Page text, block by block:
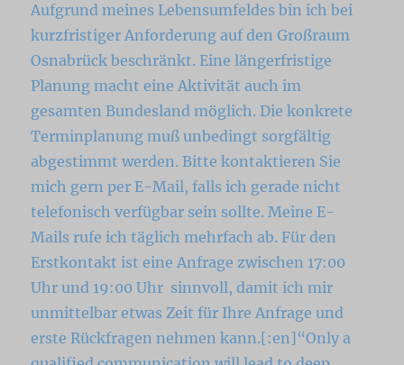
Aufgrund meines Lebensumfeldes bin ich bei
kurzfristiger Anforderung auf den Großraum
Osnabrück beschränkt. Eine längerfristige
Planung macht eine Aktivität auch im
gesamten Bundesland möglich. Die konkrete
Terminplanung muß unbedingt sorgfältig
abgestimmt werden. Bitte kontaktieren Sie
mich gern per E-Mail, falls ich gerade nicht
telefonisch verfügbar sein sollte. Meine E-
Mails rufe ich täglich mehrfach ab. Für den
Erstkontakt ist eine Anfrage zwischen 17:00
Uhr und 19:00 Uhr sinnvoll, damit ich mir
unmittelbar etwas Zeit für Ihre Anfrage und
erste Rückfragen nehmen kann.[:en]“Only a